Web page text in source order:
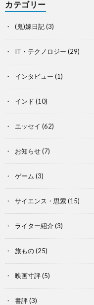
カテゴリー
(鬼)嫁日記(3)
IT・テクノロジー (29)
インタビュー (1)
インド (10)
エッセイ (62)
お知らせ(7)
ゲーム (3)
サイエンス・思索(15)
ライター紹介(3)
旅もの(25)
映画寸評(5)
書評(3)